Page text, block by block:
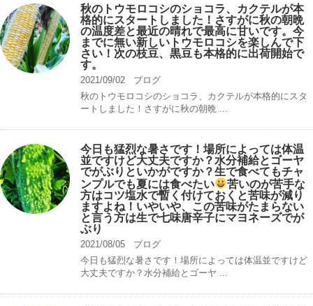
秋のトウモロコシのショコラ、カクテルが本
格的にスタートしました！さすがに秋の朝晩
の温度差と最近の晴れで最高に甘いです。今
までに無い新しいトウモロコシを楽しんで下
さい！次の枝豆、黒豆も本格的に出荷開始で
す。
2021/09/02
ブログ
秋のトウモロコシのショコラ、カクテルが本格的にスタ
ートしました！さすがに秋の朝晩 ...
今日も猛烈な暑さです！場所によっては体温
並ですけど大丈夫ですか？水分補給とゴーヤ
でがぶりといかがですか？生で食べてもチャ
ンプルでも夏には食べたい
苦いのが苦手な
方はコツ塩水で暫く付けておくと苦味が減り
ますよね！いやいや、この苦味がたまらない
と言う方は生で七味唐辛子にマヨネーズでが
ぶり
2021/08/05
ブログ
今日も猛烈な暑さです！場所によっては体温並ですけど
大丈夫ですか？水分補給とゴーヤ ...